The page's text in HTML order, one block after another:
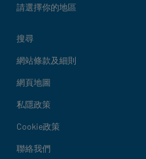
請選擇你的地區
Legal
搜尋
網站條款及細則
網頁地圖
私隱政策
Cookie政策
聯絡我們